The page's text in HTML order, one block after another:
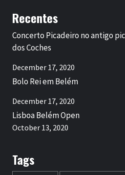
Recentes
Concerto Picadeiro no antigo
dos Coches
December 17, 2020
Bolo Rei em Belém
December 17, 2020
Lisboa Belém Open
October 13, 2020
Tags